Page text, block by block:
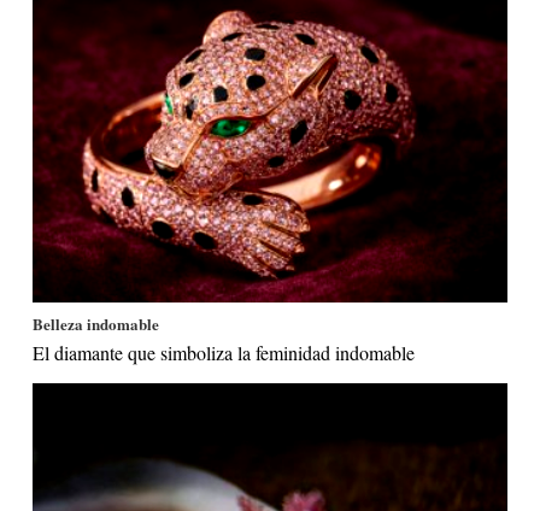
Belleza indomable
El diamante que simboliza la feminidad indomable